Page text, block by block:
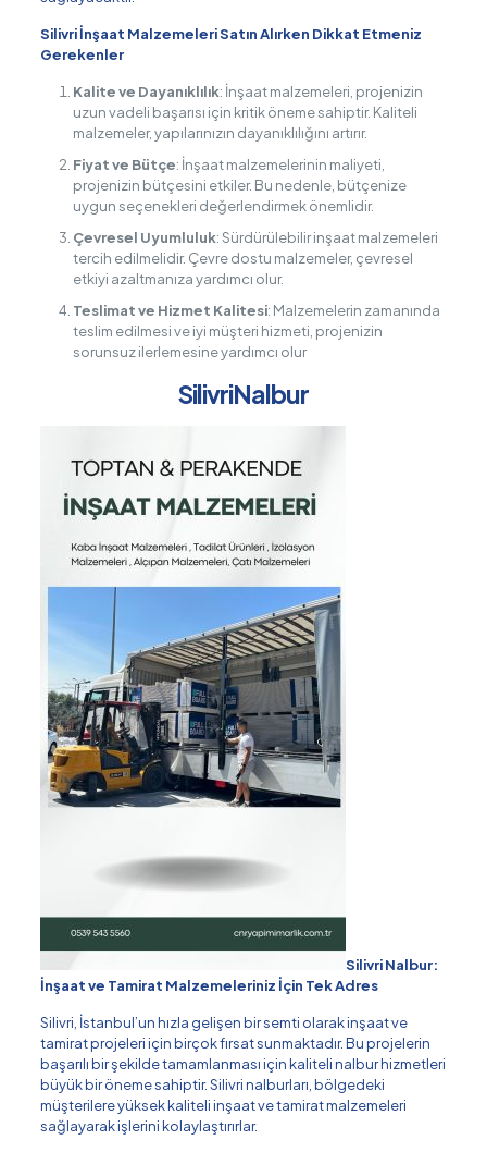
Silivri İnşaat Malzemeleri Satın Alırken Dikkat Etmeniz
Gerekenler
Kalite ve Dayanıklılık: İnşaat malzemeleri, projenizin
uzun vadeli başarısı için kritik öneme sahiptir. Kaliteli
malzemeler, yapılarınızın dayanıklılığını artırır.
Fiyat ve Bütçe: İnşaat malzemelerinin maliyeti,
projenizin bütçesini etkiler. Bu nedenle, bütçenize
uygun seçenekleri değerlendirmek önemlidir.
Çevresel Uyumluluk: Sürdürülebilir inşaat malzemeleri
tercih edilmelidir. Çevre dostu malzemeler, çevresel
etkiyi azaltmanıza yardımcı olur.
Teslimat ve Hizmet Kalitesi: Malzemelerin zamanında
teslim edilmesi ve iyi müşteri hizmeti, projenizin
sorunsuz ilerlemesine yardımcı olur
SilivriNalbur
Silivri Nalbur:
İnşaat ve Tamirat Malzemeleriniz İçin Tek Adres
Silivri, İstanbul’un hızla gelişen bir semti olarak inşaat ve
tamirat projeleri için birçok fırsat sunmaktadır. Bu projelerin
başarılı bir şekilde tamamlanması için kaliteli nalbur hizmetleri
büyük bir öneme sahiptir. Silivri nalburları, bölgedeki
müşterilere yüksek kaliteli inşaat ve tamirat malzemeleri
sağlayarak işlerini kolaylaştırırlar.